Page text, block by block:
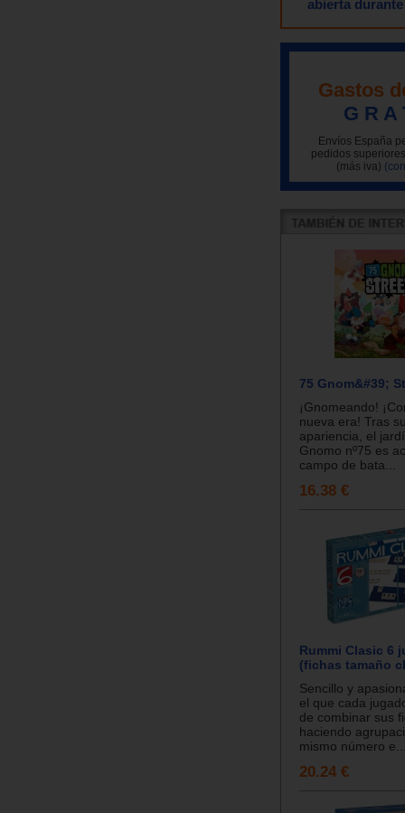
abierta
Gastos
G R A
Envíos España
pedidos
(más iva)
75 Gnom&#39;
¡Gnomeando!
nueva era! Tras
apariencia, el
Gnomo nº75 es
campo de bata...
16.38 €
Rummi Clasic 6
(fichas tamaño
Sencillo y
el que cada
de combinar sus
haciendo
mismo número
20.24 €